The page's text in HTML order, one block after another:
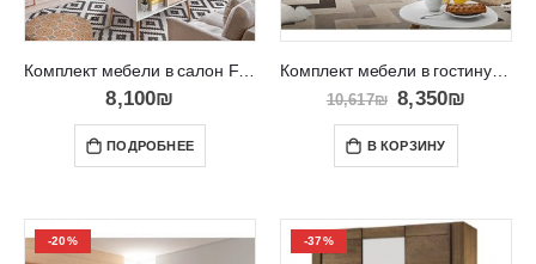
Комплект мебели в салон FASTEBO
8,100₪
ПОДРОБНЕЕ
Комплект мебели в гостиную в мягких цветах Viste B
10,617₪ 8,350₪
В КОРЗИНУ
-20% -37%